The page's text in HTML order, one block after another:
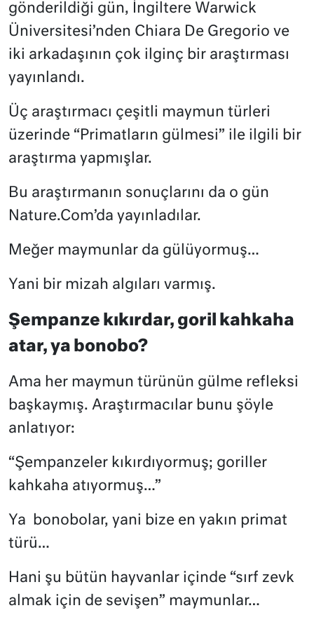
gönderildiği gün, İngiltere Warwick
Üniversitesi’nden Chiara De Gregorio ve
iki arkadaşının çok ilginç bir araştırması
yayınlandı.
Üç araştırmacı çeşitli maymun türleri
üzerinde “Primatların gülmesi” ile ilgili bir
araştırma yapmışlar.
Bu araştırmanın sonuçlarını da o gün
Nature.Com’da yayınladılar.
Meğer maymunlar da gülüyormuş…
Yani bir mizah algıları varmış.
Şempanze kıkırdar, goril kahkaha
atar, ya bonobo?
Ama her maymun türünün gülme refleksi
başkaymış. Araştırmacılar bunu şöyle
anlatıyor:
“Şempanzeler kıkırdıyormuş; goriller
kahkaha atıyormuş…”
Ya
bonobolar, yani bize en yakın primat
türü…
Hani şu bütün hayvanlar içinde “sırf zevk
almak için de sevişen” maymunlar…